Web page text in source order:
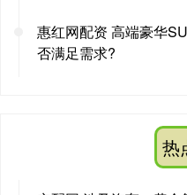
惠红网配资 高端豪华
否满足需求?
热